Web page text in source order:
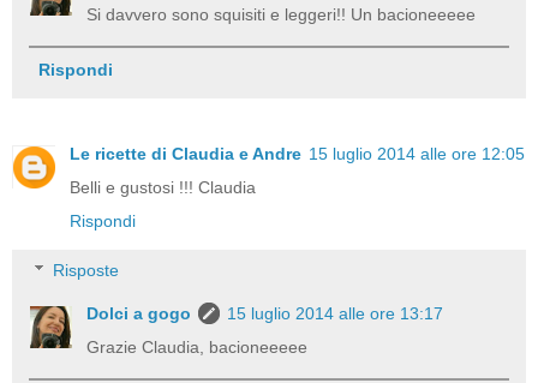
Si davvero sono squisiti e leggeri!! Un bacioneeeee
Rispondi
Le ricette di Claudia e Andre 15 luglio 2014 alle ore 12:05
Belli e gustosi !!! Claudia
Rispondi
Risposte
Dolci a gogo
15 luglio 2014 alle ore 13:17
Grazie Claudia, bacioneeeee